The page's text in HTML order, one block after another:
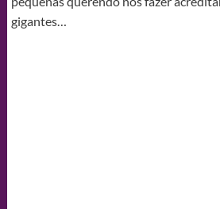
gigantes…